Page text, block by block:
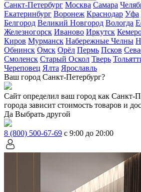
Санкт-Петербург Москва Самара
Екатеринбург Воронеж Краснодар Уфа
Белгород Великий Новгород Вологда
Железногорск Иваново Иркутск
Киров Мурманск Набережные Челны
Обнинск Омск Орёл Пермь Псков
Смоленск Старый Оскол Тверь
Череповец Ялта Ярославль
Ваш город Санкт-Петербург?
Сайт определил ваш город как Санкт-
города зависит стоимость товаров и
Да Выбрать другой
8 (800) 500-67-69 с 9:00 до 20:00